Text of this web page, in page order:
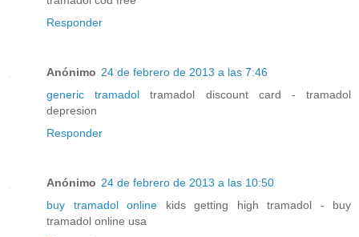
Responder
Anónimo 24 de febrero de 2013 a las 7:46
generic tramadol tramadol discount card - tramadol
depresion
Responder
Anónimo 24 de febrero de 2013 a las 10:50
buy tramadol online kids getting high tramadol - buy
tramadol online usa